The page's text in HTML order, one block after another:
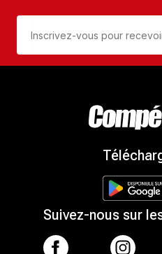
Suivez-nous sur